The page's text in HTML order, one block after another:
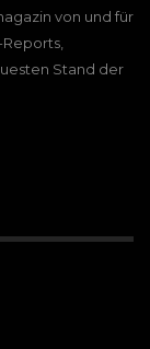
von und für
Reports,
Stand der